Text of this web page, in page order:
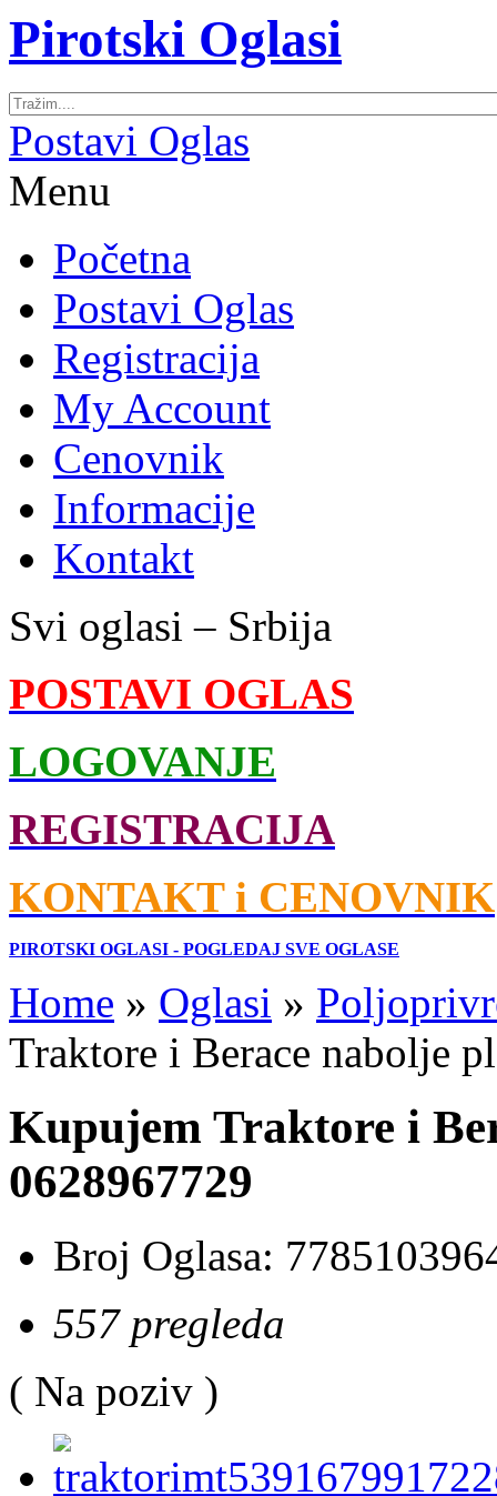
Pirotski Oglasi
Postavi Oglas
Menu
Početna
Postavi Oglas
Registracija
My Account
Cenovnik
Informacije
Kontakt
Svi oglasi – Srbija
POSTAVI OGLAS
LOGOVANJE
REGISTRACIJA
KONTAKT i CENOVNIK
PIROTSKI OGLASI - POGLEDAJ SVE OGLASE
Home » Oglasi »
Traktore i Berace nabolje
Kupujem Traktore i
0628967729
Broj Oglasa:
557 pregleda
( Na poziv )